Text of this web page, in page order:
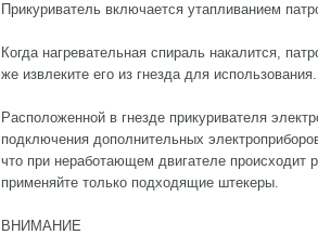
Прикуриватель включается утапливанием
Когда нагревательная спираль накалится,
же извлеките его из гнезда для использования.
Расположенной в гнезде прикуривателя
подключения дополнительных
что при неработающем двигателе происходит
применяйте только подходящие штекеры.
ВНИМАНИЕ